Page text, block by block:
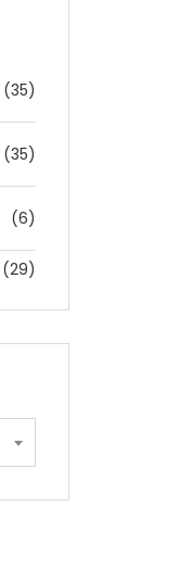
(35)
(35)
(6)
(29)